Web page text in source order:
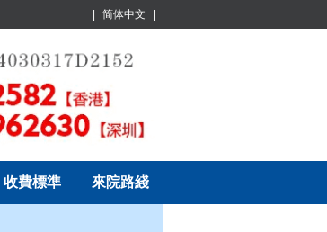
简体中文
收費標準 來院路綫